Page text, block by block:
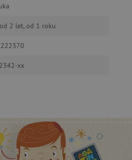
2 let, od 1 roku
xx